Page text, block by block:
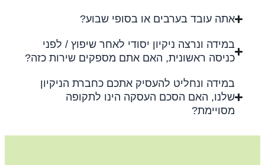
אתה עובד בערבים או בסופי שבוע?
במידה ונרצה ניקיון יסודי לאחר שיפוץ / לפני
כניסה ראשונית, האם אתם מספקים שירות כזה?
במידה ונחליט להעסיק אתכם כחברת הניקיון
שלנו, האם הסכם העסקה הינו לתקופה
מסויימת?